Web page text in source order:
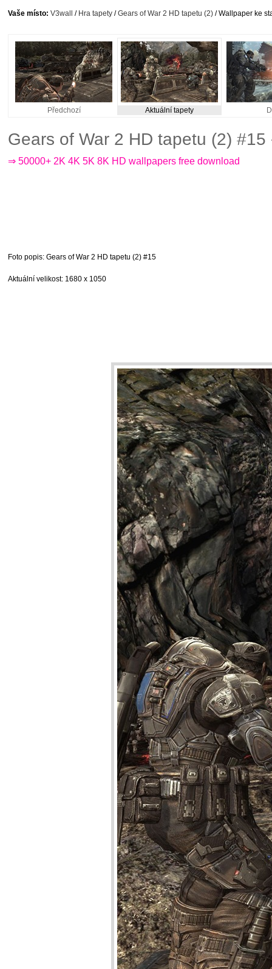
Vaše místo: V3wall / Hra tapety /Gears of War 2 HD tapetu (2) / Wallpaper ke
Předchozí Aktuální tapety
Gears of War 2 HD tapetu (2)
⇒ 50000+ 2K 4K 5K 8K HD wallpapers free download
Foto popis: Gears of War 2 HD tapetu (2) #15
Aktuální velikost: 1680 x 1050